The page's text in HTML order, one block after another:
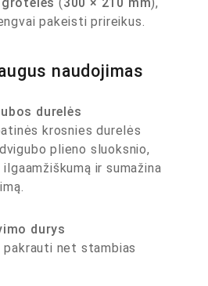
pakeisti prireikus.
naudojimas
durelės
krosnies durelės
plieno sluoksnio,
ilgaamžiškumą ir sumažina
durys
pakrauti net stambias